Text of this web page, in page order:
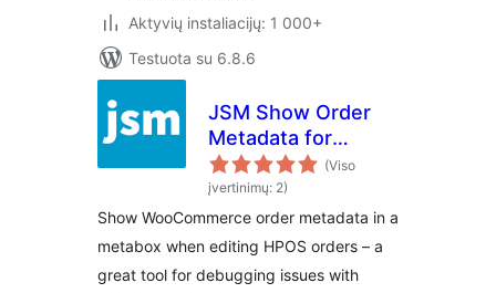
Aktyvių instaliacijų: 1 000+
Testuota su 6.8.6
JSM Show Order
Metadata for
WooCommerce
HPOS
(Viso
įvertinimų: 2)
Show WooCommerce order metadata in a
metabox when editing HPOS orders – a
great tool for debugging issues with